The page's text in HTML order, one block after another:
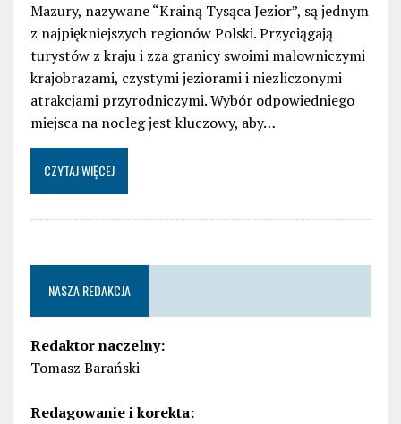
Mazury, nazywane “Krainą Tysąca Jezior”, są jednym
z najpiękniejszych regionów Polski. Przyciągają
turystów z kraju i zza granicy swoimi malowniczymi
krajobrazami, czystymi jeziorami i niezliczonymi
atrakcjami przyrodniczymi. Wybór odpowiedniego
miejsca na nocleg jest kluczowy, aby…
CZYTAJ WIĘCEJ
NASZA REDAKCJA
Redaktor naczelny:
Tomasz Barański
Redagowanie i korekta: